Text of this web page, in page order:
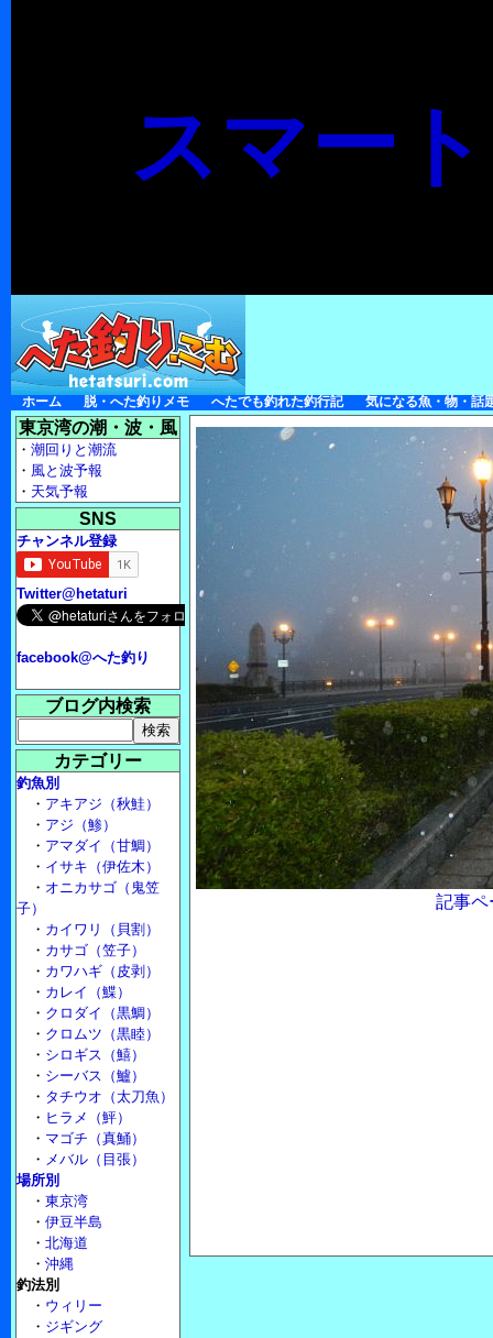
スマー
ホーム 脱・へた釣りメモ へたでも釣れた釣行記 気になる魚・物・話
記事ペ
東京湾の潮・波・風
・ 潮回りと潮流
・ 風と波予報
・ 天気予報
SNS
チャンネル登録
Twitter@hetaturi
facebook@へた釣り
ブログ内検索
カテゴリー
釣魚別
・ アキアジ（秋鮭）
・ アジ（鯵）
・ アマダイ（甘鯛）
・ イサキ（伊佐木）
・ オニカサゴ（鬼笠
子）
・ カイワリ（貝割）
・ カサゴ（笠子）
・ カワハギ（皮剥）
・ カレイ（鰈）
・ クロダイ（黒鯛）
・ クロムツ（黒睦）
・ シロギス（鱚）
・ シーバス（鱸）
・ タチウオ（太刀魚）
・ ヒラメ（鮃）
・ マゴチ（真鯒）
・ メバル（目張）
場所別
・ 東京湾
・ 伊豆半島
・ 北海道
・ 沖縄
釣法別
・ ウィリー
・ ジギング